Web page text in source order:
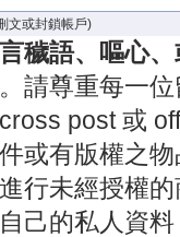
文或封鎖帳戶)
穢語、嘔心
請尊重每一
post 或
或有版權之
行未經授權
己的私人資